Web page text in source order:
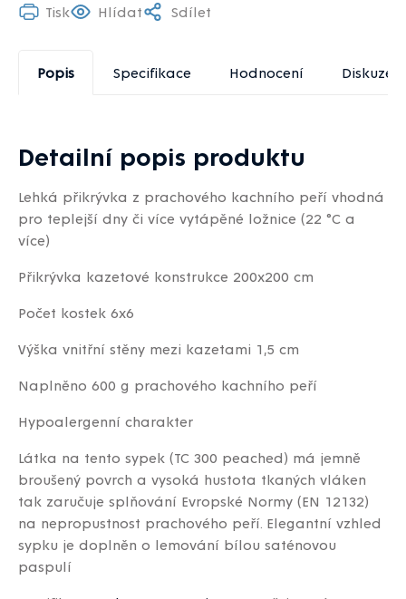
Tisk Hlídat Sdílet
Popis Specifikace Hodnocení Diskuze
Detailní popis produktu
Lehká přikrývka z prachového kachního peří vhodná
pro teplejší dny či více vytápěné ložnice (22 °C a
více)
Přikrývka kazetové konstrukce 200x200 cm
Počet kostek 6x6
Výška vnitřní stěny mezi kazetami 1,5 cm
Naplněno 600 g prachového kachního peří
Hypoalergenní charakter
Látka na tento sypek (TC 300 peached) má jemně
broušený povrch a vysoká hustota tkaných vláken
tak zaručuje splňování Evropské Normy (EN 12132)
na nepropustnost prachového peří. Elegantní vzhled
sypku je doplněn o lemování bílou saténovou
paspulí